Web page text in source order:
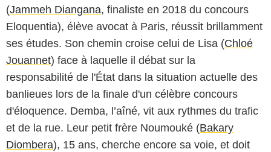
(Jammeh Diangana, finaliste en 2018 du concours
Eloquentia), élève avocat à Paris, réussit brillamment
ses études. Son chemin croise celui de Lisa (Chloé
Jouannet) face à laquelle il débat sur la
responsabilité de l'État dans la situation actuelle des
banlieues lors de la finale d'un célèbre concours
d'éloquence. Demba, l’aîné, vit aux rythmes du trafic
et de la rue. Leur petit frère Noumouké (Bakary
Diombera), 15 ans, cherche encore sa voie, et doit